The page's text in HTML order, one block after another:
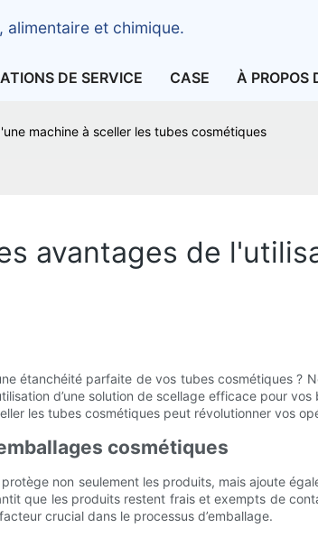
alimentaire et chimique.
DE SERVICE CASE À PROPOS
machine à sceller les tubes cosmétiques
avantages de
étanchéité parfaite de vos tubes cosmétiques ?
d’une solution de scellage efficace pour
les tubes cosmétiques peut révolutionner vos
cosmétiques
non seulement les produits, mais ajoute
que les produits restent frais et exempts de
crucial dans le processus d’emballage.